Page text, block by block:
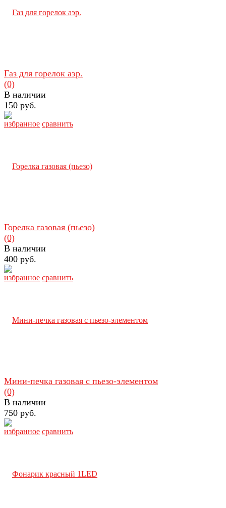
избранное сравнить
Газ для горелок аэр.
(0)
В наличии
150 руб.
избранное сравнить
Горелка газовая (пьезо)
(0)
В наличии
400 руб.
избранное сравнить
Мини-печка газовая с пьезо-элементом
(0)
В наличии
750 руб.